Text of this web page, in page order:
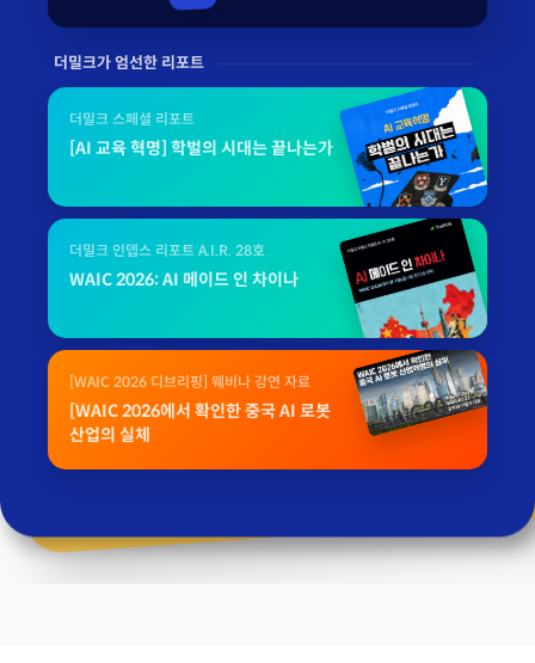
더밀크가 엄선한 리포트
더밀크 스페셜 리포트
[AI 교육 혁명] 학벌의 시대는 끝나는가
더밀크 인뎁스 리포트 A.I.R. 28호
WAIC 2026: AI 메이드 인 차이나
[WAIC 2026 디브리핑] 웨비나 강연 자료
[WAIC 2026에서 확인한 중국 AI 로봇
산업의 실체